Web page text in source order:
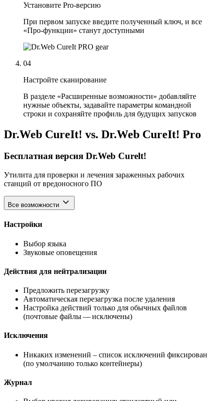
Установите Pro‑версию
При первом запуске введите полученный ключ, и все
«Про‑функции» станут доступными
04
Настройте сканирование
В разделе «Расширенные возможности» добавляйте
нужные объекты, задавайте параметры командной
строки и сохраняйте профиль для будущих запусков
Dr.Web CureIt! vs. Dr.Web CureIt! Pro
Бесплатная версия Dr.Web Curelt!
Утилита для проверки и лечения зараженных рабочих
станций от вредоносного ПО
Все возможности
Настройки
Выбор языка
Звуковые оповещения
Действия для нейтрализации
Предложить перезагрузку
Автоматическая перезагрузка после удаления
Настройка действий только для обычных файлов
(почтовые файлы — исключены)
Исключения
Никаких изменений – список исключений фиксирован
(по умолчанию только контейнеры)
Журнал